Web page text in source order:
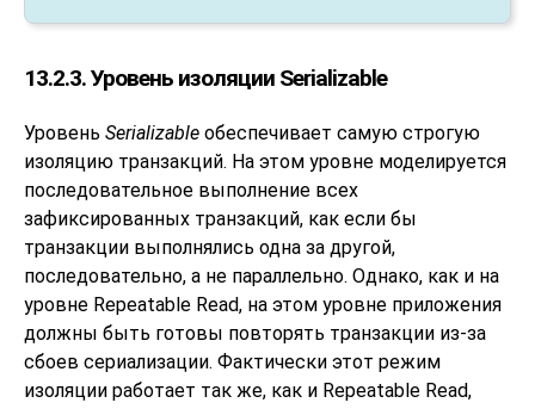
13.2.3. Уровень изоляции Serializable
Уровень Serializable обеспечивает самую строгую
изоляцию транзакций. На этом уровне моделируется
последовательное выполнение всех
зафиксированных транзакций, как если бы
транзакции выполнялись одна за другой,
последовательно, а не параллельно. Однако, как и на
уровне Repeatable Read, на этом уровне приложения
должны быть готовы повторять транзакции из-за
сбоев сериализации. Фактически этот режим
изоляции работает так же, как и Repeatable Read,